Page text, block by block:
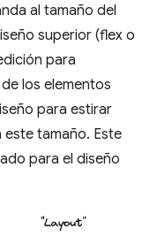
al tamaño del
superior (flex o
para
los elementos
para estirar
tamaño. Este
para el diseño